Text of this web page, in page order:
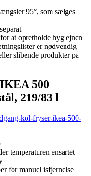
95°, som sælges
at opretholde hygiejnen
er nødvendig
slibende produkter på
500
219/83 l
kol-fryser-ikea-500-
temperaturen ensartet
for manuel isfjernelse